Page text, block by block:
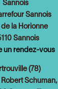
Sannois
Sannois
de la Horionne
Sannois
un rendez-vous
(78)
Schuman,